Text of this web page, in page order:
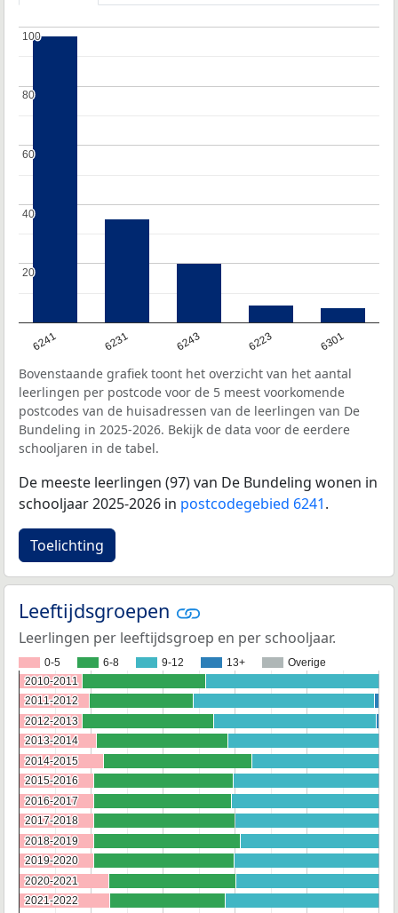
6241 6231 6243 6223 6301
20
20
40
40
60
60
80
80
100
100
Bovenstaande grafiek toont het overzicht van het aantal
leerlingen per postcode voor de 5 meest voorkomende
postcodes van de huisadressen van de leerlingen van De
Bundeling in 2025-2026. Bekijk de data voor de eerdere
schooljaren in de tabel.
De meeste leerlingen (97) van De Bundeling wonen in
schooljaar 2025-2026 in postcodegebied 6241.
Toelichting
Leeftijdsgroepen
Leerlingen per leeftijdsgroep en per schooljaar.
0-5 6-8 9-12 13+ Overige
2010-2011
2010-2011
2011-2012
2011-2012
2012-2013
2012-2013
2013-2014
2013-2014
2014-2015
2014-2015
2015-2016
2015-2016
2016-2017
2016-2017
2017-2018
2017-2018
2018-2019
2018-2019
2019-2020
2019-2020
2020-2021
2020-2021
2021-2022
2021-2022